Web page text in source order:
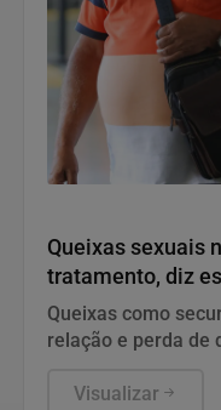
Queixas sexuais
tratamento, diz
Queixas como
relação e perda de
Visualizar